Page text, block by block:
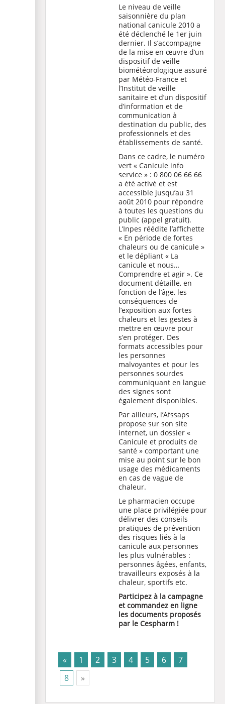
Le niveau de veille
saisonnière du plan
national canicule 2010 a
été déclenché le 1er juin
dernier. Il s’accompagne
de la mise en œuvre d’un
dispositif de veille
biométéorologique assuré
par Météo-France et
l’Institut de veille
sanitaire et d’un dispositif
d’information et de
communication à
destination du public, des
professionnels et des
établissements de santé.
Dans ce cadre, le numéro
vert « Canicule info
service » : 0 800 06 66 66
a été activé et est
accessible jusqu’au 31
août 2010 pour répondre
à toutes les questions du
public (appel gratuit).
L’Inpes réédite l’affichette
« En période de fortes
chaleurs ou de canicule »
et le dépliant « La
canicule et nous…
Comprendre et agir ». Ce
document détaille, en
fonction de l’âge, les
conséquences de
l’exposition aux fortes
chaleurs et les gestes à
mettre en œuvre pour
s’en protéger. Des
formats accessibles pour
les personnes
malvoyantes et pour les
personnes sourdes
communiquant en langue
des signes sont
également disponibles.
Par ailleurs, l’Afssaps
propose sur son site
internet, un dossier «
Canicule et produits de
santé » comportant une
mise au point sur le bon
usage des médicaments
en cas de vague de
chaleur.
Le pharmacien occupe
une place privilégiée pour
délivrer des conseils
pratiques de prévention
des risques liés à la
canicule aux personnes
les plus vulnérables :
personnes âgées, enfants,
travailleurs exposés à la
chaleur, sportifs etc.
Participez à la campagne
et commandez en ligne
les documents proposés
par le Cespharm !
« 1 2 3 4 5 6
7
8(current)
»